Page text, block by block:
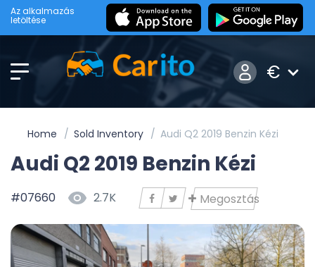
Az alkalmazás
letöltése
€
Home Sold Inventory Audi Q2 2019 Benzin Kézi
Audi Q2 2019 Benzin Kézi
#07660 2.7K Megosztás